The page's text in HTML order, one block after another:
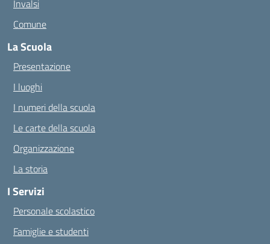
Invalsi
Comune
La Scuola
Presentazione
I luoghi
I numeri della scuola
Le carte della scuola
Organizzazione
La storia
I Servizi
Personale scolastico
Famiglie e studenti